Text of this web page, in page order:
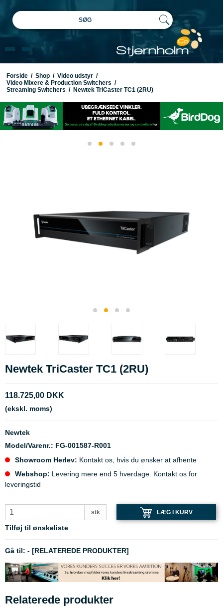
SØG
Forside / Shop / Video udstyr /
Video Mixere & Production Switchers /
Streaming Switchers / Newtek TriCaster TC1 (2RU)
Newtek TriCaster TC1 (2RU)
118.725,00 DKK
(ekskl. moms)
Newtek
Model/Varenr.: FG-001587-R001
Showroom Herlev: Kontakt os, hvis du ønsker at afhente
Webshop: Levering mere end 5 hverdage. Kontakt os for
leveringstid
stk LÆG I KURV
Tilføj til ønskeliste
Gå til: - [RELATEREDE PRODUKTER]
Relaterede produkter